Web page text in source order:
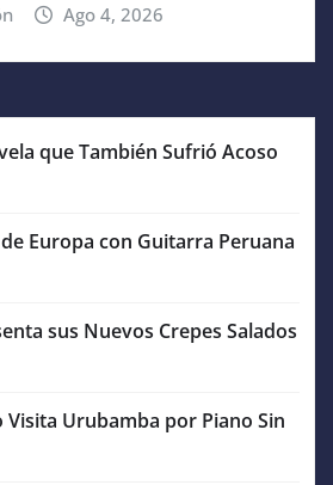
Ago 4, 2026
que También Sufrió Acoso
Europa con Guitarra Peruana
sus Nuevos Crepes Salados
Visita Urubamba por Piano Sin